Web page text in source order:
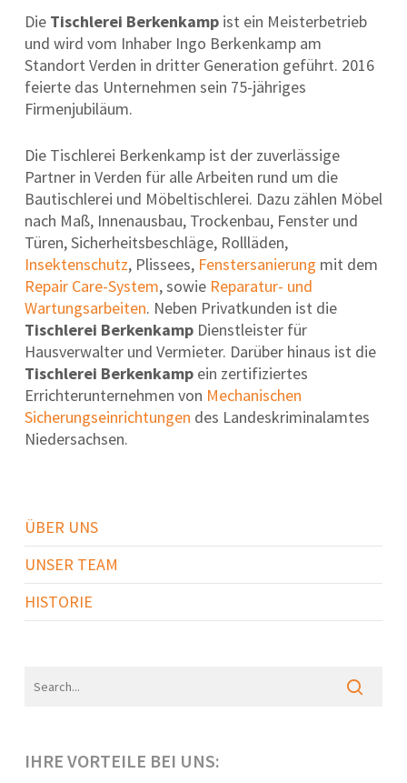
Die Tischlerei Berkenkampist ein Meisterbetrieb
und wird vom Inhaber Ingo Berkenkamp am
Standort Verden in dritter Generation geführt. 2016
feierte das Unternehmen sein 75-jähriges
Firmenjubiläum.
Die Tischlerei Berkenkamp ist der zuverlässige
Partner in Verden für alle Arbeiten rund um die
Bautischlerei und Möbeltischlerei. Dazu zählen Möbel
nach Maß, Innenausbau, Trockenbau, Fenster und
Türen, Sicherheitsbeschläge, Rollläden,
Insektenschutz, Plissees, Fenstersanierung mit dem
Repair Care-System, sowie Reparatur- und
Wartungsarbeiten. Neben Privatkunden ist die
Tischlerei BerkenkampDienstleister für
Hausverwalter und Vermieter. Darüber hinaus ist die
Tischlerei Berkenkampein zertifiziertes
Errichterunternehmen von Mechanischen
Sicherungseinrichtungen des Landeskriminalamtes
Niedersachsen.
ÜBER UNS
UNSER TEAM
HISTORIE
IHRE VORTEILE BEI UNS: